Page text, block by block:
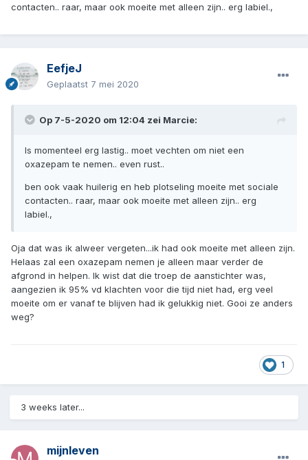
contacten.. raar, maar ook moeite met alleen zijn.. erg labiel.,
EefjeJ
Geplaatst 7 mei 2020
Op 7-5-2020 om 12:04 zei Marcie:
Is momenteel erg lastig.. moet vechten om niet een
oxazepam te nemen.. even rust..
ben ook vaak huilerig en heb plotseling moeite met sociale
contacten.. raar, maar ook moeite met alleen zijn.. erg
labiel.,
Oja dat was ik alweer vergeten...ik had ook moeite met alleen zijn.
Helaas zal een oxazepam nemen je alleen maar verder de
afgrond in helpen. Ik wist dat die troep de aanstichter was,
aangezien ik 95% vd klachten voor die tijd niet had, erg veel
moeite om er vanaf te blijven had ik gelukkig niet. Gooi ze anders
weg?
1
3 weeks later...
mijnleven